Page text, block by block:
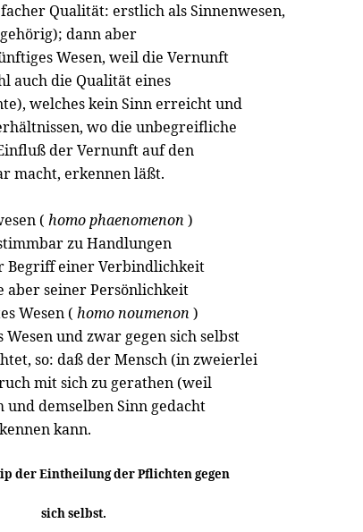
Qualität: erstlich als Sinnenwesen,
dann aber
Wesen, weil die Vernunft
auch die Qualität eines
welches kein Sinn erreicht und
wo die unbegreifliche
der Vernunft auf den
macht, erkennen läßt.
( homo phaenomenon )
zu Handlungen
Begriff einer Verbindlichkeit
aber seiner Persönlichkeit
Wesen ( homo noumenon )
und zwar gegen sich selbst
so: daß der Mensch (in zweierlei
mit sich zu gerathen (weil
demselben Sinn gedacht
kann.
der Eintheilung der Pflichten gegen
sich selbst.